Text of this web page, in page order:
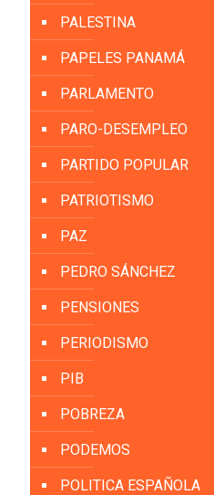
PALESTINA
PAPELES PANAMÁ
PARLAMENTO
PARO-DESEMPLEO
PARTIDO POPULAR
PATRIOTISMO
PAZ
PEDRO SÁNCHEZ
PENSIONES
PERIODISMO
PIB
POBREZA
PODEMOS
POLITICA ESPAÑOLA